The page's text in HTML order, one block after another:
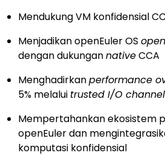
Mendukung VM konfidensial
Menjadikan openEuler OS
dengan dukungannativeCCA
Menghadirkanperformance
5% melalui trusted I/O channel
Mempertahankan ekosistem
openEuler dan
komputasi konfidensial